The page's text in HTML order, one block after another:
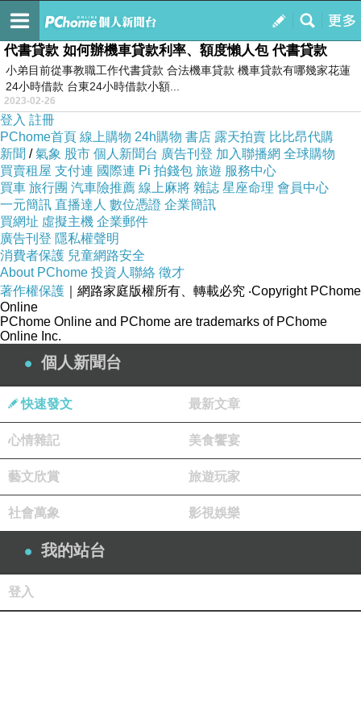
我的
訂閱
摩托車貸款利率貸款專員合法快速申辦
代書貸款 如何辦機車貸款利率、額度懶人包 代書貸款
小弟目前從事教職工作代書貸款 合法機車貸款 機車貸款有哪幾家花蓮
24小時借款 台東24小時借款小額...
2023-02-26
登入 註冊
PChome首頁 線上購物 24h購物 書店 露天拍賣 比比昂代購
新聞 /氣象 股市 個人新聞台 廣告刊登 加入聯播網 全球購物
買賣租屋 支付連 國際連 Pi 拍錢包 旅遊 服務中心
買車 旅行團 汽車險推薦 線上麻將 雜誌 星座命理 會員中心
一元簡訊 直播達人 數位憑證 企業簡訊
買網址 虛擬主機 企業郵件
廣告刊登 隱私權聲明
消費者保護 兒童網路安全
About PChome 投資人聯絡 徵才
著作權保護 ｜網路家庭版權所有、轉載必究 ‧Copyright PChome
Online
PChome Online and PChome are trademarks of PChome
Online Inc.
個人新聞台
快速發文 最新文章
心情雜記 美食饗宴
藝文欣賞 旅遊玩家
社會萬象 影視娛樂
我的站台
登入